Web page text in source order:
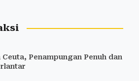
Penampungan Penuh dan